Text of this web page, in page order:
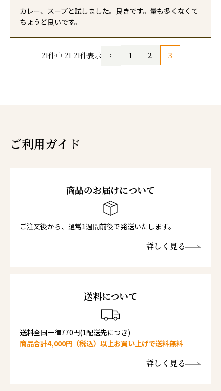
カレー、スープと試しました。良きです。量も多くなくて
ちょうど良いです。
21件中 21-21件表示 1 2 3
ご利用ガイド
商品のお届けについて
ご注文後から、通常1週間前後で発送いたします。
詳しく見る
送料について
送料全国一律770円(1配送先につき)
商品合計4,000円（税込）以上お買い上げで送料無料
詳しく見る